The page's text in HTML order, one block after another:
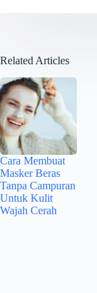
Related Articles
Cara Membuat
Masker Beras
Tanpa Campuran
Untuk Kulit
Wajah Cerah